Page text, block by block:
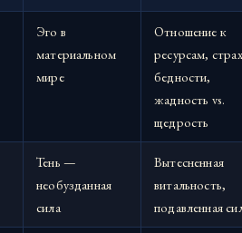
Эго в
материальном
мире
Отношение к
ресурсам,
бедности,
жадность vs.
щедрость
Тень —
необузданная
сила
Вытесненная
витальность,
подавленная